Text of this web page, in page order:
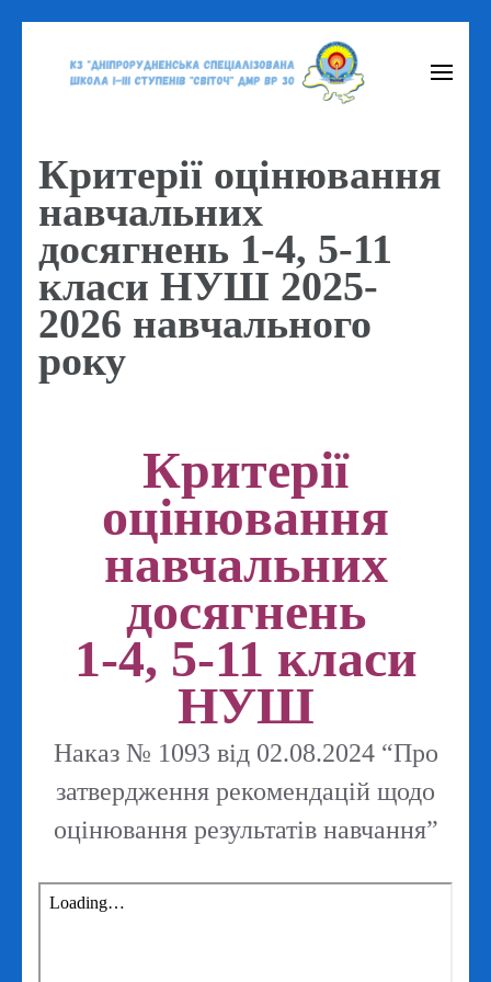
Enter)
Критерії оцінювання
навчальних
досягнень 1-4, 5-11
класи НУШ 2025-
2026 навчального
року
Критерії
оцінювання
навчальних
досягнень
1-4, 5-11 класи
НУШ
Наказ № 1093 від 02.08.2024 “Про
затвердження рекомендацій щодо
оцінювання результатів навчання”